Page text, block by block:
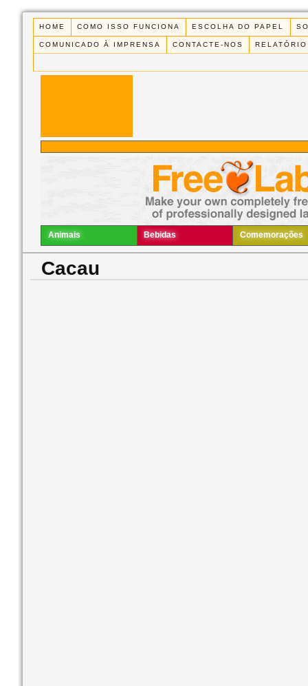
HOME COMO ISSO FUNCIONA ESCOLHA DO PAPEL
COMUNICADO À IMPRENSA CONTACTE-NOS
Animais Bebidas Comemorações
Cacau